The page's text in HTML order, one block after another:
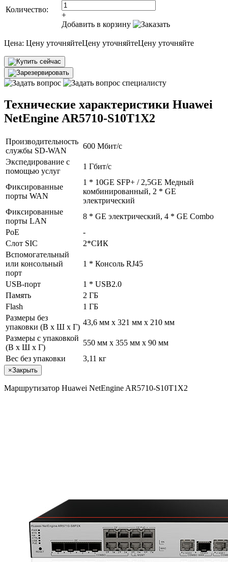
Количество:
+
Добавить в корзину
Цена: Цену уточняйтеЦену уточняйтеЦену уточняйте
Технические характеристики Huawei
NetEngine AR5710-S10T1X2
Производительность
службы SD-WAN
600 Мбит/с
Экспедирование с
помощью услуг
1 Гбит/с
Фиксированные
порты WAN
1 * 10GE SFP+ / 2,5GE Медный
комбинированный, 2 * GE
электрический
Фиксированные
порты LAN
8 * GE электрический, 4 * GE Combo
PoE
-
Слот SIC
2*СИК
Вспомогательный
или консольный
порт
1 * Консоль RJ45
USB-порт
1 * USB2.0
Память
2 ГБ
Flash
1 ГБ
Размеры без
упаковки (В x Ш x Г)
43,6 мм x 321 мм x 210 мм
Размеры с упаковкой
(В x Ш x Г)
550 мм x 355 мм x 90 мм
Вес без упаковки
3,11 кг
×Закрыть
Маршрутизатор Huawei NetEngine AR5710-S10T1X2